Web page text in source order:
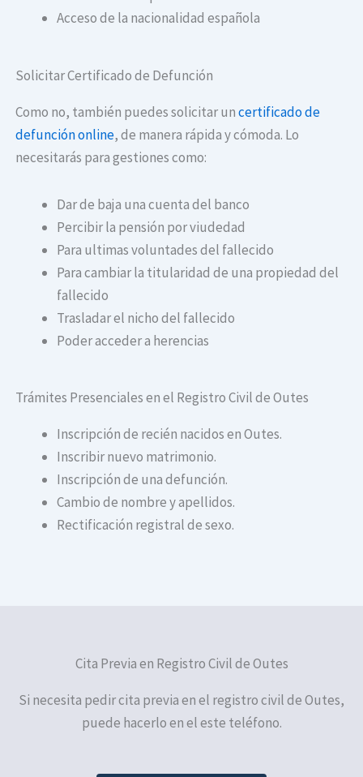
Acceso de la nacionalidad española
Solicitar Certificado de Defunción
Como no, también puedes solicitar uncertificado de
defunción online, de manera rápida y cómoda. Lo
necesitarás para gestiones como:
Dar de baja una cuenta del banco
Percibir la pensión por viudedad
Para ultimas voluntades del fallecido
Para cambiar la titularidad de una propiedad del
fallecido
Trasladar el nicho del fallecido
Poder acceder a herencias
Trámites Presenciales en el Registro Civil de Outes
Inscripción de recién nacidos en Outes.
Inscribir nuevo matrimonio.
Inscripción de una defunción.
Cambio de nombre y apellidos.
Rectificación registral de sexo.
Cita Previa en Registro Civil de Outes
Si necesita pedir cita previa en el registro civil de Outes,
puede hacerlo en el este teléfono.